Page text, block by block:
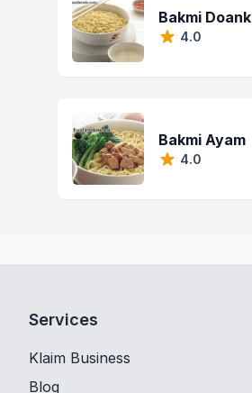
Bakmi Doank
4.0
Bakmi Ayam
4.0
Services
Klaim Business
Blog